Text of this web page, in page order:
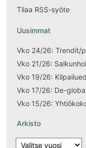
Tilaa RSS-syöte
Uusimmat
Vko 24/26: Trendit/
Vko 21/26:
Vko 19/26:
Vko 17/26: De-
Vko 15/26:
Arkisto